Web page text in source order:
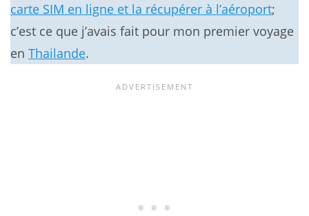
carte SIM en ligne et la récupérer à l’aéroport;
c’est ce que j’avais fait pour mon premier voyage
en Thailande.